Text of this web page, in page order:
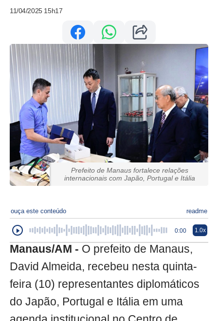
11/04/2025 15h17
Prefeito de Manaus fortalece relações
internacionais com Japão, Portugal e Itália
ouça este conteúdo readme
0:00 1.0x
Manaus/AM - O prefeito de Manaus,
David Almeida, recebeu nesta quinta-
feira (10) representantes diplomáticos
do Japão, Portugal e Itália em uma